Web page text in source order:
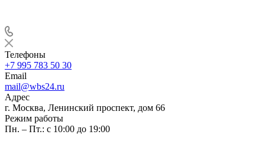
Телефоны
+7 995 783 50 30
Email
mail@wbs24.ru
Адрес
г. Москва, Ленинский проспект, дом 66
Режим работы
Пн. – Пт.: с 10:00 до 19:00